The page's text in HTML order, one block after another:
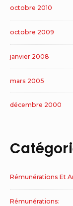
octobre 2010
octobre 2009
janvier 2008
mars 2005
décembre 2000
Rémunérations Et
Rémunérations: